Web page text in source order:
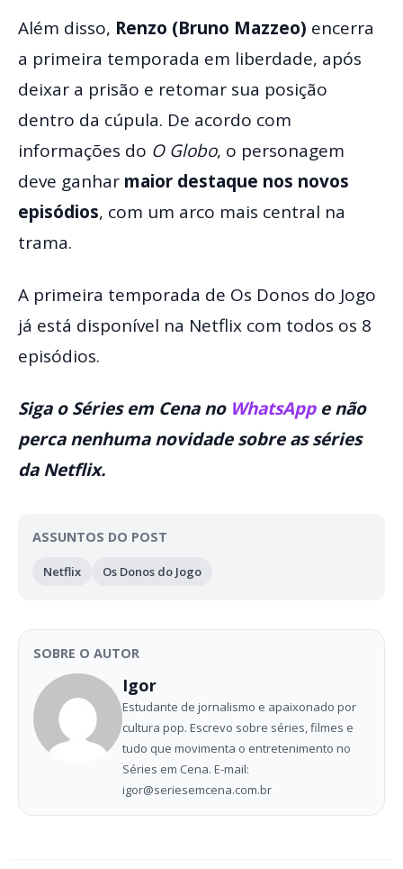
Além disso, Renzo (Bruno Mazzeo) encerra
a primeira temporada em liberdade, após
deixar a prisão e retomar sua posição
dentro da cúpula. De acordo com
informações do O Globo, o personagem
deve ganhar maior destaque nos novos
episódios, com um arco mais central na
trama.
A primeira temporada de Os Donos do Jogo
já está disponível na Netflix com todos os 8
episódios.
Siga o Séries em Cena no WhatsAppe não
perca nenhuma novidade sobre as séries
da Netflix.
ASSUNTOS DO POST
Netflix Os Donos do Jogo
SOBRE O AUTOR
Igor
Estudante de jornalismo e apaixonado por
cultura pop. Escrevo sobre séries, filmes e
tudo que movimenta o entretenimento no
Séries em Cena. E-mail:
igor@seriesemcena.com.br